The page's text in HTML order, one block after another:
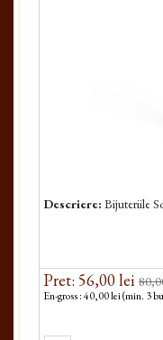
Descriere: Bijuteriile
Pret: 56,00 lei
En-gross : 40,00 lei (min. 3